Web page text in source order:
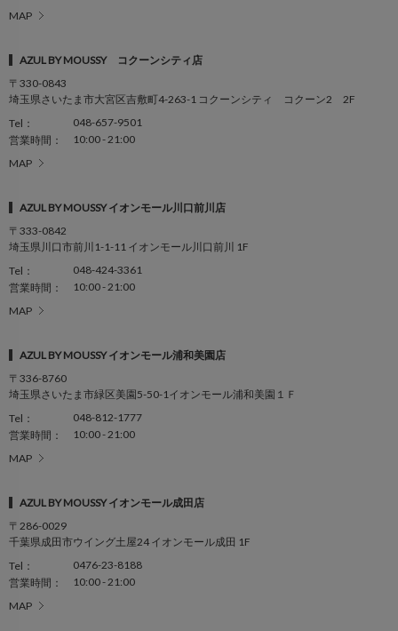
MAP
AZUL BY MOUSSY コクーンシティ店
〒330-0843
埼玉県さいたま市大宮区吉敷町4-263-1 コクーンシティ コクーン2 2F
Tel：
048-657-9501
営業時間：
10:00 - 21:00
MAP
AZUL BY MOUSSY イオンモール川口前川店
〒333-0842
埼玉県川口市前川1-1-11 イオンモール川口前川 1F
Tel：
048-424-3361
営業時間：
10:00 - 21:00
MAP
AZUL BY MOUSSY イオンモール浦和美園店
〒336-8760
埼玉県さいたま市緑区美園5-50-1イオンモール浦和美園１Ｆ
Tel：
048-812-1777
営業時間：
10:00 - 21:00
MAP
AZUL BY MOUSSY イオンモール成田店
〒286-0029
千葉県成田市ウイング土屋24 イオンモール成田 1F
Tel：
0476-23-8188
営業時間：
10:00 - 21:00
MAP